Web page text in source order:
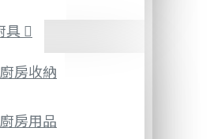
具
廚房收納
廚房用品